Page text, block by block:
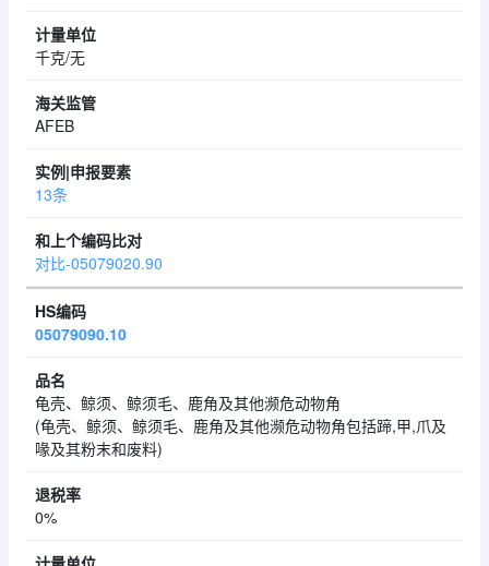
千克/无
AFEB
13条
对比-05079020.90
05079090.10
龟壳、鲸须、鲸须毛、鹿角及其他濒危动物角
(龟壳、鲸须、鲸须毛、鹿角及其他濒危动物角包括蹄,甲,爪及
喙及其粉末和废料)
0%